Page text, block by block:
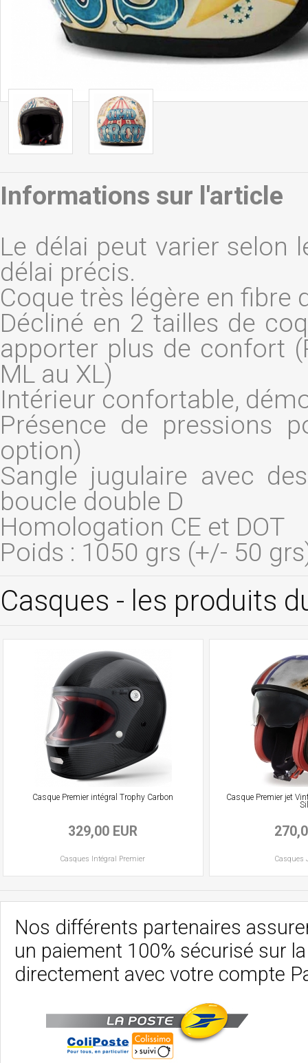
Informations sur l'article
Le délai peut varier selon
délai précis.
Coque très légère en fibre
Décliné en 2 tailles de
apporter plus de confort
ML au XL)
Intérieur confortable,
Présence de pressions
option)
Sangle jugulaire avec
boucle double D
Homologation CE et DOT
Poids : 1050 grs (+/- 50
Casques - les produits
Casque Premier intégral Trophy Carbon
329,00 EUR
Casques Intégral Premier
Casque Premier jet
Casques
Nos différents partenaires
un paiement 100% sécurisé sur
directement avec votre compte